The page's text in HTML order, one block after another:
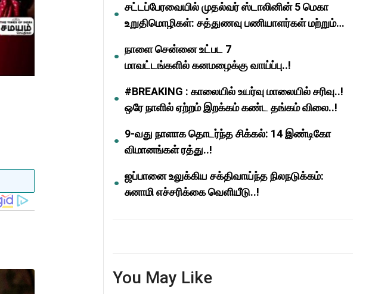
சட்டப்பேரவையில் முதல்வர் ஸ்டாலினின் 5 மெகா
உறுதிமொழிகள்: சத்துணவு பணியாளர்கள் மற்றும்
நாளை சென்னை உட்பட 7
மாவட்டங்களில் கனமழைக்கு வாய்ப்பு..!
#BREAKING : காலையில் உயர்வு மாலையில் சரிவு..!
ஒரே நாளில் ஏற்றம் இறக்கம் கண்ட தங்கம் விலை..!
9-வது நாளாக தொடர்ந்த சிக்கல்: 14 இண்டிகோ
விமானங்கள் ரத்து..!
ஜப்பானை உலுக்கிய சக்திவாய்ந்த நிலநடுக்கம்:
சுனாமி எச்சரிக்கை வெளியீடு..!
You May Like